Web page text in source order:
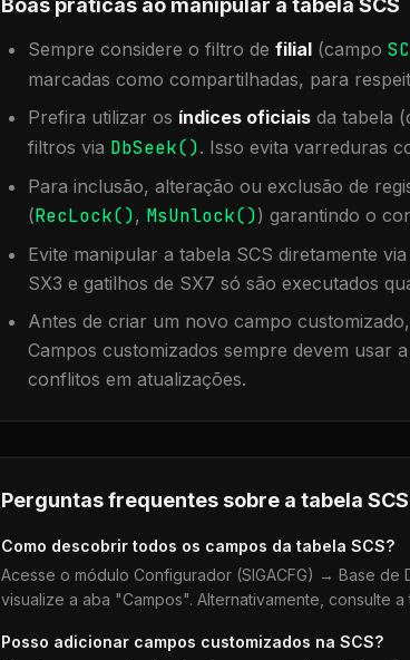
Boas práticas ao manipular a tabela SCS
Sempre considere o filtro de filial (campo
marcadas como compartilhadas, para
Prefira utilizar os índices oficiais da tabela
filtros via DbSeek(). Isso evita varreduras
Para inclusão, alteração ou exclusão de
(RecLock(), MsUnlock()) garantindo o
Evite manipular a tabela SCS diretamente
SX3 e gatilhos de SX7 só são executados
Antes de criar um novo campo
Campos customizados sempre devem usar
conflitos em atualizações.
Perguntas frequentes sobre a tabela SCS
Como descobrir todos os campos da tabela SCS?
Acesse o módulo Configurador (SIGACFG) → Base
visualize a aba "Campos". Alternativamente, consulte a
Posso adicionar campos customizados na SCS?